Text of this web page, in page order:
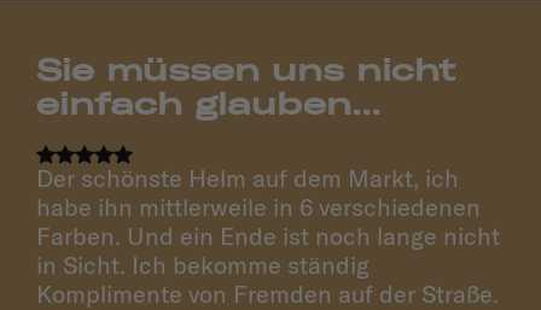
Sie müssen uns nicht
einfach glauben...
Der schönste Helm auf dem Markt, ich
habe ihn mittlerweile in 6 verschiedenen
Farben. Und ein Ende ist noch lange nicht
in Sicht. Ich bekomme ständig
Komplimente von Fremden auf der Straße.